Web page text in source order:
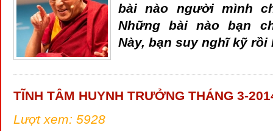
bài nào người mình
Những bài nào bạn
Này, bạn suy nghĩ kỹ rồi
TĨNH TÂM HUYNH TRƯỞNG THÁNG 3-
Lượt xem: 5928